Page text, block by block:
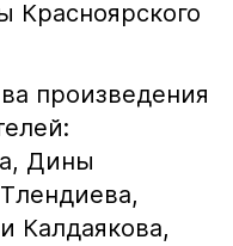
Красноярского
произведения
Дины